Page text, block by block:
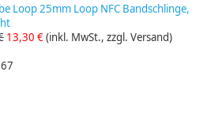
Loop 25mm Loop NFC Bandschlinge,
13,30 €(inkl. MwSt., zzgl. Versand)